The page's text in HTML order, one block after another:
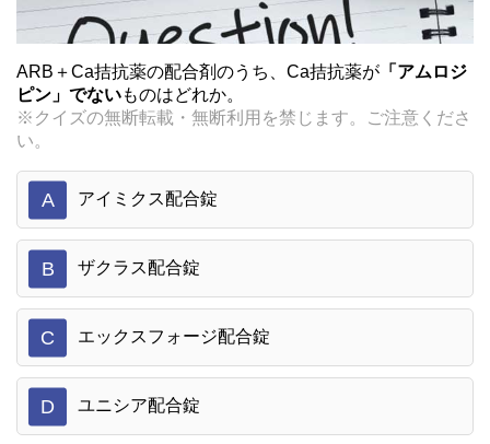
ARB＋Ca拮抗薬の配合剤のうち、Ca拮抗薬が 「アムロジ
ピン」でないものはどれか。
※クイズの無断転載・無断利用を禁じます。ご注意くださ
い。
A アイミクス配合錠
B ザクラス配合錠
C エックスフォージ配合錠
D ユニシア配合錠